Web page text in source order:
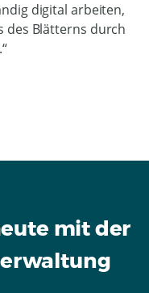
digital arbeiten,
des Blätterns durch
mit der